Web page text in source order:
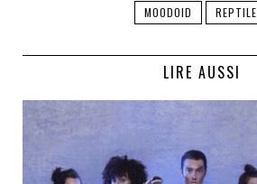
MOODOID REPTILE
LIRE AUSSI